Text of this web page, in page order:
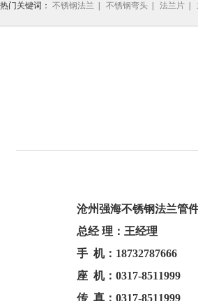
热门关键词： 不锈钢法兰 不锈钢弯头 法兰片
沧州强海不锈钢法兰管
总经 理：王经理
手 机：18732787666
座 机：0317-8511999
传 真：0317-8511999